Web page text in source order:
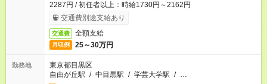
2287円 / 初任者以上：時給1730円～2162円
交通費別途支給あり
交通費 全額支給
月収例 25～30万円
勤務地
東京都目黒区
自由が丘駅 / 中目黒駅 / 学芸大学駅 / …